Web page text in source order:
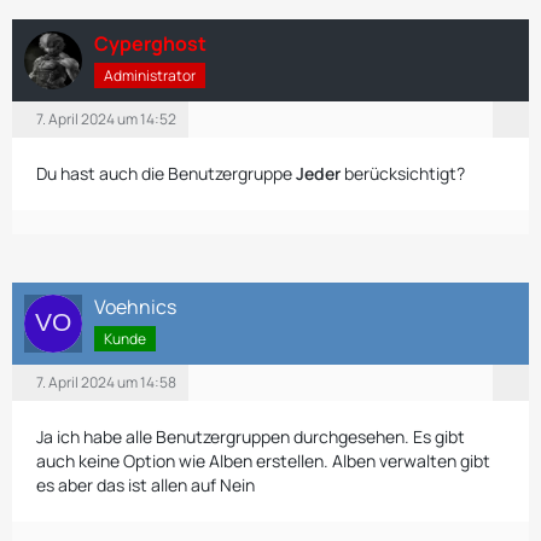
Cyperghost
Administrator
7. April 2024 um 14:52
Du hast auch die BenutzergruppeJeder berücksichtigt?
Voehnics
Kunde
7. April 2024 um 14:58
Ja ich habe alle Benutzergruppen durchgesehen. Es gibt
auch keine Option wie Alben erstellen. Alben verwalten gibt
es aber das ist allen auf Nein